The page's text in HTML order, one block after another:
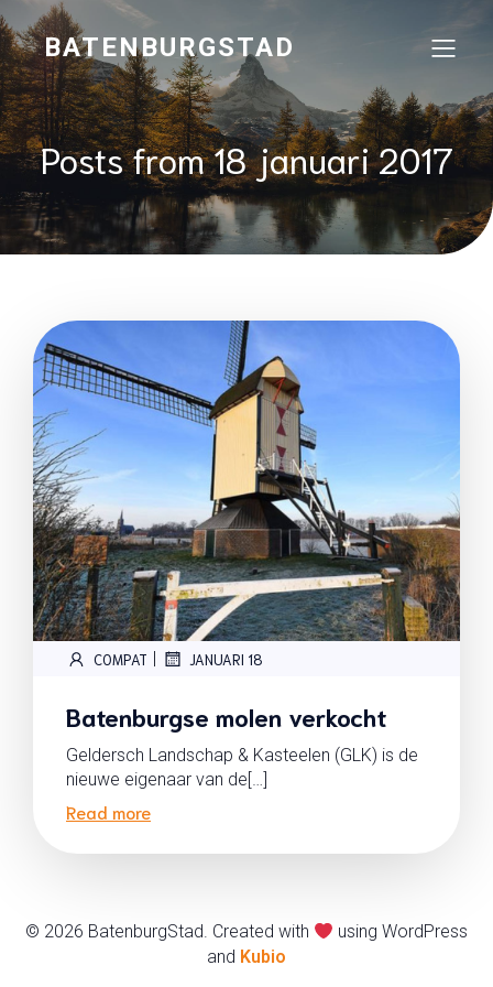
BATENBURGSTAD
Posts from 18 januari 2017
COMPAT | JANUARI 18
Batenburgse molen verkocht
Geldersch Landschap & Kasteelen (GLK) is de
nieuwe eigenaar van de[…]
Read more
© 2026 BatenburgStad. Created with
using WordPress
and Kubio